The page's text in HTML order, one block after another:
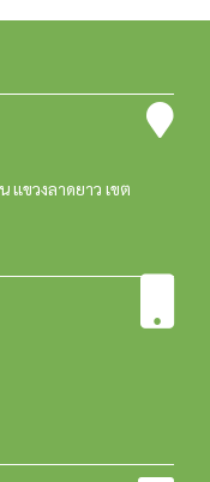
แขวงลาดยาว เขต